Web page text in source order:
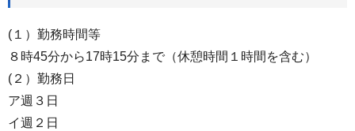
(１）勤務時間等
８時45分から17時15分まで（休憩時間１時間を含む）
(２）勤務日
ア週３日
イ週２日